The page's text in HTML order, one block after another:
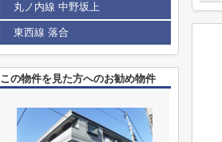
丸ノ内線 中野坂上
東西線 落合
この物件を見た方へのお勧め物件